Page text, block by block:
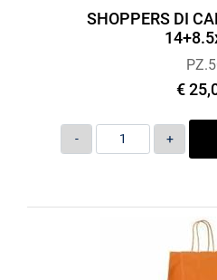
SHOPPERS DI
€
Quantità